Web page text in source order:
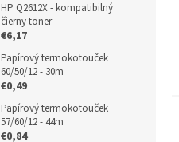
HP Q2612X - kompatibilný
čierny toner
€6,17
Papírový termokotouček
60/50/12 - 30m
€0,49
Papírový termokotouček
57/60/12 - 44m
€0,84